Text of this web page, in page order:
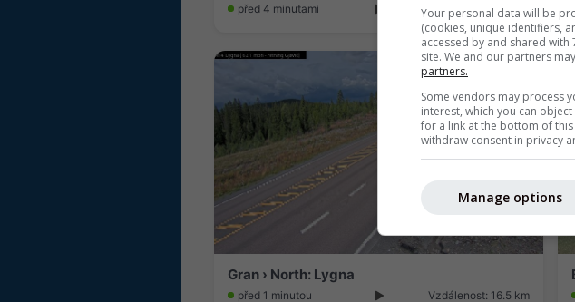
před 4 minutami Vzdálenost: 13.6 km
Gran › North: Lygna
před 1 minutou Vzdálenost: 16.5 km
Your personal data will be
(cookies, unique identifiers,
accessed by and shared
site. We and our partners
partners.
Some vendors may process
interest, which you can
for a link at the bottom of
withdraw consent in privacy
Manage options